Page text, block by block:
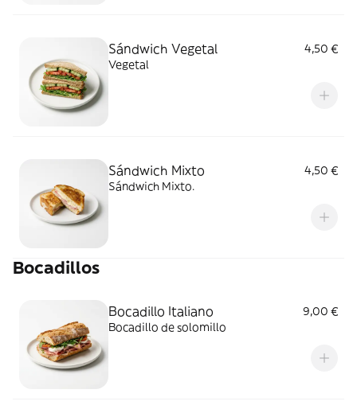
Sándwich Vegetal
4,50 €
Vegetal
Sándwich Mixto
4,50 €
Sándwich Mixto.
Bocadillos
Bocadillo Italiano
9,00 €
Bocadillo de solomillo